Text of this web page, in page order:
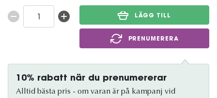
LÄGG TILL
PRENUMERERA
10% rabatt när du prenumererar
Alltid bästa pris - om varan är på kampanj vid